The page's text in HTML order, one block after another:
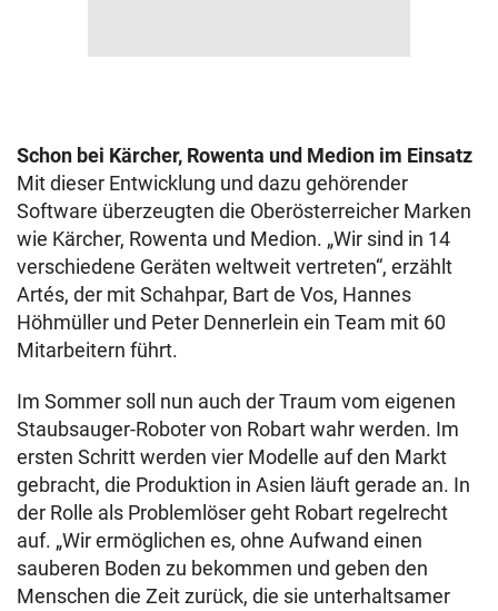
Schon bei Kärcher, Rowenta und Medion im Einsatz
Mit dieser Entwicklung und dazu gehörender
Software überzeugten die Oberösterreicher Marken
wie Kärcher, Rowenta und Medion. „Wir sind in 14
verschiedene Geräten weltweit vertreten“, erzählt
Artés, der mit Schahpar, Bart de Vos, Hannes
Höhmüller und Peter Dennerlein ein Team mit 60
Mitarbeitern führt.
Im Sommer soll nun auch der Traum vom eigenen
Staubsauger-Roboter von Robart wahr werden. Im
ersten Schritt werden vier Modelle auf den Markt
gebracht, die Produktion in Asien läuft gerade an. In
der Rolle als Problemlöser geht Robart regelrecht
auf. „Wir ermöglichen es, ohne Aufwand einen
sauberen Boden zu bekommen und geben den
Menschen die Zeit zurück, die sie unterhaltsamer